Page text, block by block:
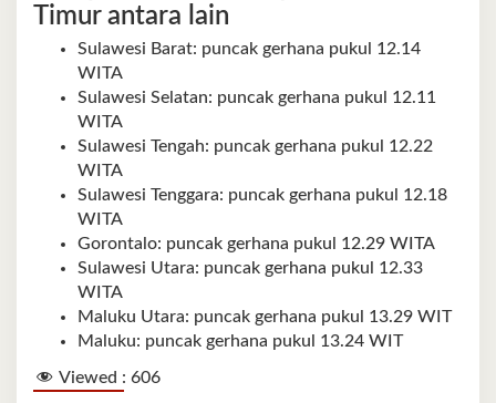
Timur antara lain
Sulawesi Barat: puncak gerhana pukul 12.14
WITA
Sulawesi Selatan: puncak gerhana pukul 12.11
WITA
Sulawesi Tengah: puncak gerhana pukul 12.22
WITA
Sulawesi Tenggara: puncak gerhana pukul 12.18
WITA
Gorontalo: puncak gerhana pukul 12.29 WITA
Sulawesi Utara: puncak gerhana pukul 12.33
WITA
Maluku Utara: puncak gerhana pukul 13.29 WIT
Maluku: puncak gerhana pukul 13.24 WIT
Viewed : 606